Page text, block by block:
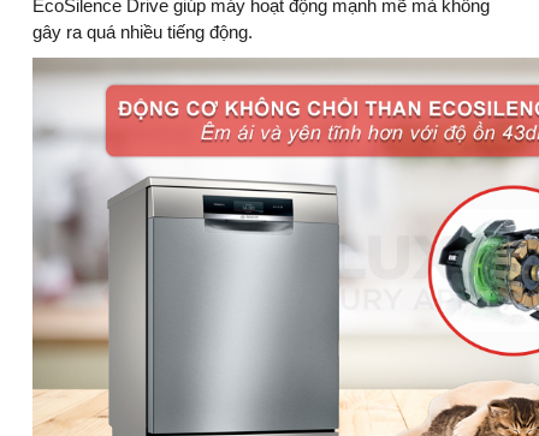
EcoSilence Drive giúp máy hoạt động mạnh mẽ mà không
gây ra quá nhiều tiếng động.